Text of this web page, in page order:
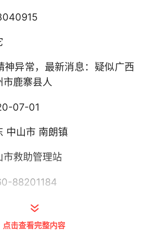
神异常，最新消息：疑似广西
市鹿寨县人
07-01
中山市 南朗镇
市救助管理站
88201184
点击查看完整内容